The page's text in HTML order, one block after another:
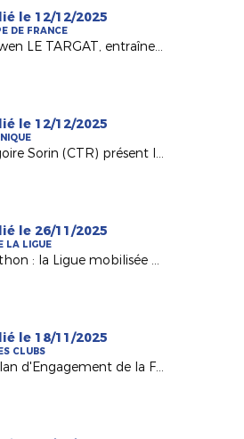
le 12/12/2025
DE FRANCE
Guewen LE TARGAT, entraîneur du RC Fléchois, avant le 2e tour fédéral de la Coupe de France Féminine
le 12/12/2025
Grégoire Sorin (CTR) présent le Projet de Performance Fédéral
le 26/11/2025
LA LIGUE
Téléthon : la Ligue mobilisée pour l'édition 2025 !
le 18/11/2025
CLUBS
Le plan d'Engagement de la FFF